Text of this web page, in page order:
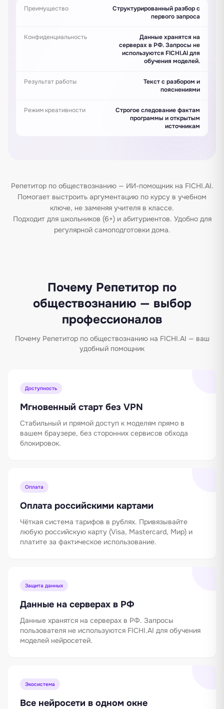
Преимущество
Структурированный разбор с
первого запроса
Конфиденциальность
Данные хранятся на
серверах в РФ. Запросы не
используются FICHI.AI для
обучения моделей.
Результат работы
Текст с разбором и
пояснениями
Режим креативности
Строгое следование фактам
программы и открытым
источникам
Репетитор по обществознанию — ИИ-помощник на FICHI.AI.
Помогает выстроить аргументацию по курсу в учебном
ключе, не заменяя учителя в классе.
Подходит для школьников (6+) и абитуриентов. Удобно для
регулярной самоподготовки дома.
Почему Репетитор по
обществознанию — выбор
профессионалов
Почему Репетитор по обществознанию на FICHI.AI — ваш
удобный помощник
Доступность
Мгновенный старт без VPN
Стабильный и прямой доступ к моделям прямо в
вашем браузере, без сторонних сервисов обхода
блокировок.
Оплата
Оплата российскими картами
Чёткая система тарифов в рублях. Привязывайте
любую российскую карту (Visa, Mastercard, Мир) и
платите за фактическое использование.
Защита данных
Данные на серверах в РФ
Данные хранятся на серверах в РФ. Запросы
пользователя не используются FICHI.AI для обучения
моделей нейросетей.
Экосистема
Все нейросети в одном окне